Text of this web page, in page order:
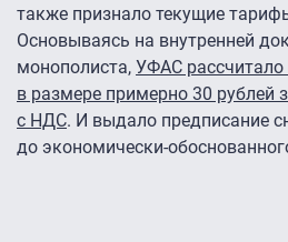
также признало текущие
Основываясь на внутренней
монополиста, УФАС
в размере примерно 30 рублей
с НДС. И выдало предписание
до экономически-